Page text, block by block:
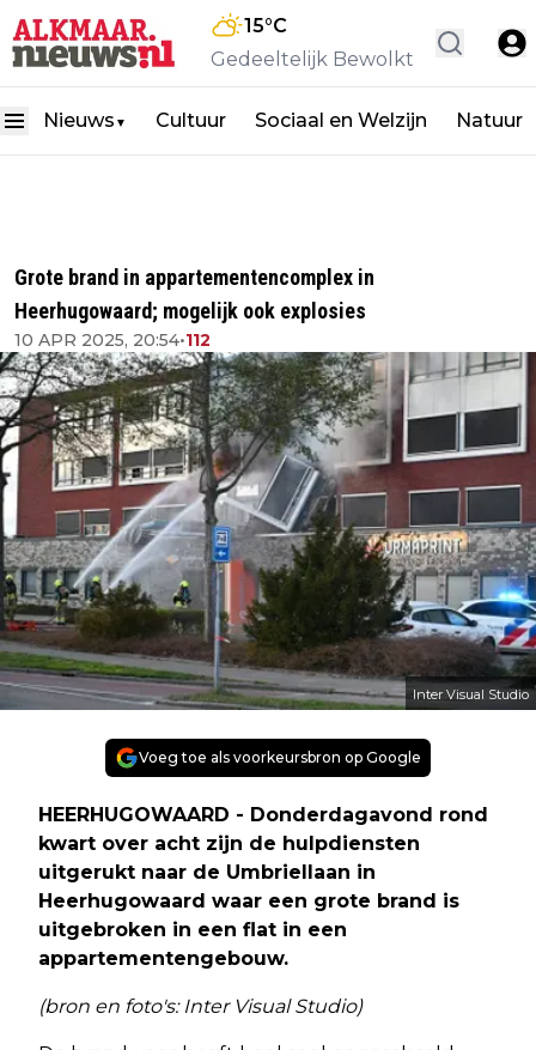
15°C
Gedeeltelijk Bewolkt
Nieuws ▼ Cultuur Sociaal en Welzijn Natuur
Grote brand in appartementencomplex in
Heerhugowaard; mogelijk ook explosies
10 APR 2025, 20:54•112
Inter Visual Studio
Voeg toe als voorkeursbron op Google
HEERHUGOWAARD - Donderdagavond rond
kwart over acht zijn de hulpdiensten
uitgerukt naar de Umbriellaan in
Heerhugowaard waar een grote brand is
uitgebroken in een flat in een
appartementengebouw.
(bron en foto's: Inter Visual Studio)